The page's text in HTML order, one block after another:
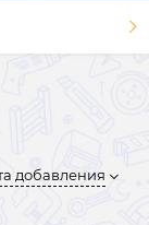
добавления